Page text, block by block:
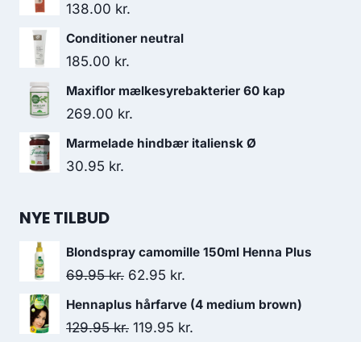
138.00 kr.
Conditioner neutral
185.00 kr.
Maxiflor mælkesyrebakterier 60 kap
269.00 kr.
Marmelade hindbær italiensk Ø
30.95 kr.
NYE TILBUD
Blondspray camomille 150ml Henna Plus
69.95kr. Den
oprindelige
pris
62.95 kr.
aktuelle
pris
Hennaplus hårfarve (4 medium brown)
129.95kr. Den
119.95 kr.